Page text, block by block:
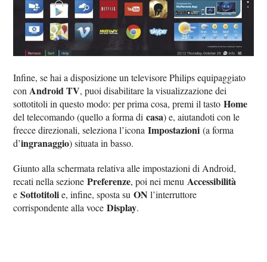
Infine, se hai a disposizione un televisore Philips equipaggiato
con Android TV, puoi disabilitare la visualizzazione dei
sottotitoli in questo modo: per prima cosa, premi il tastoHome
del telecomando (quello a forma dicasa) e, aiutandoti con le
frecce direzionali, seleziona l’iconaImpostazioni (a forma
d’ingranaggio) situata in basso.
Giunto alla schermata relativa alle impostazioni di Android,
recati nella sezionePreferenze, poi nei menu Accessibilità
eSottotitolie, infine, sposta suON l’interruttore
corrispondente alla voceDisplay.